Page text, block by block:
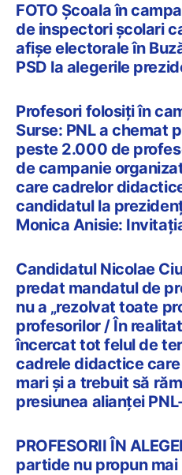
FOTO Școala în
de inspectori școlari
afișe electorale în
PSD la alegerile
Profesori folosiți în
Surse: PNL a chemat
peste 2.000 de
de campanie
care cadrelor
candidatul la
Monica Anisie:
Candidatul Nicolae
predat mandatul de
nu a „rezolvat toate
profesorilor / În
încercat tot felul de
cadrele didactice
mari și a trebuit să
presiunea alianței
PROFESORII ÎN
partide nu propun